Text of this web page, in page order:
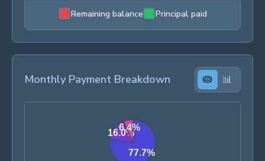
Remaining balance Principal paid
Monthly Payment Breakdown 🥧 📊